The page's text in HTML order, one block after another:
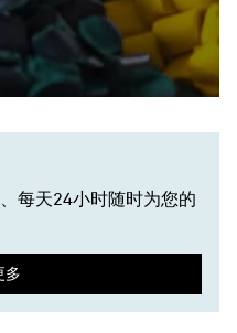
每天24小时随时为您的
多